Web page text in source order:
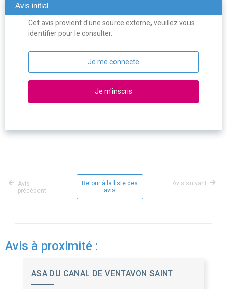
Avis initial
Cet avis provient d'une source externe, veuillez vous
identifier pour le consulter.
Je me connecte
Je m'inscris
Avis
précédent
Retour à la liste des
avis
Avis suivant
Avis à proximité :
ASA DU CANAL DE VENTAVON SAINT